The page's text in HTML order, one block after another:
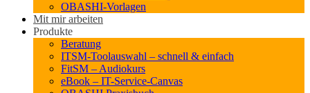
OBASHI-Vorlagen
Mit mir arbeiten
Produkte
Beratung
ITSM-Toolauswahl – schnell & einfach
FitSM – Audiokurs
eBook – IT-Service-Canvas